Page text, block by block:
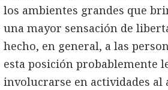
los ambientes grandes que
una mayor sensación de
hecho, en general, a las
esta posición probablemente
involucrarse en actividades al